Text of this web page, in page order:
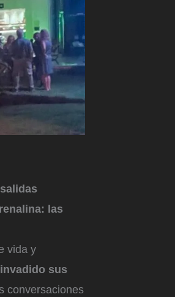
las
vida y
sus
conversaciones